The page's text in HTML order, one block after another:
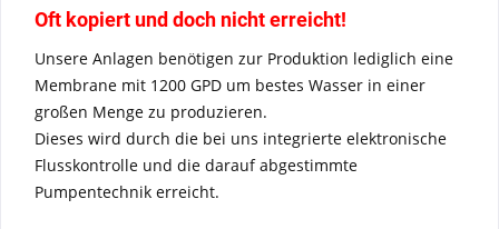
Oft kopiert und doch nicht erreicht!
Unsere Anlagen benötigen zur Produktion lediglich eine
Membrane mit 1200 GPD um bestes Wasser in einer
großen Menge zu produzieren.
Dieses wird durch die bei uns integrierte elektronische
Flusskontrolle und die darauf abgestimmte
Pumpentechnik erreicht.